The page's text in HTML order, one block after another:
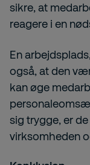
sikre, at
reagere i en
En
også, at den
kan øge
sig trygge, er
virksomheden